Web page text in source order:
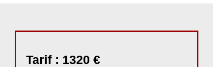
Tarif : 1320 €